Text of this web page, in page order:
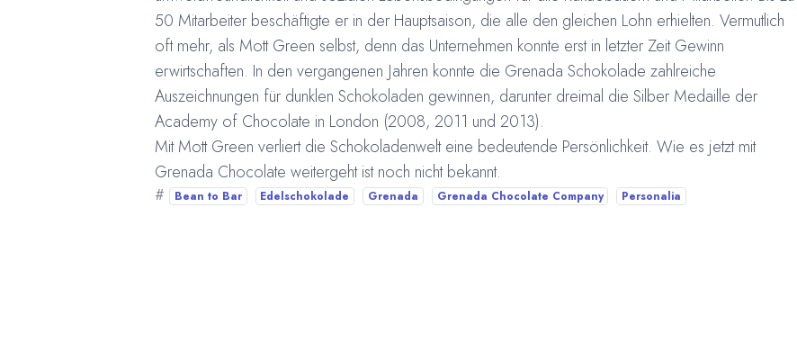
50 Mitarbeiter beschäftigte er in der Hauptsaison, die alle den gleichen Lohn erhielten. Vermutlich
oft mehr, als Mott Green selbst, denn das Unternehmen konnte erst in letzter Zeit Gewinn
erwirtschaften. In den vergangenen Jahren konnte die Grenada Schokolade zahlreiche
Auszeichnungen für dunklen Schokoladen gewinnen, darunter dreimal die Silber Medaille der
Academy of Chocolate in London (2008, 2011 und 2013).
Mit Mott Green verliert die Schokoladenwelt eine bedeutende Persönlichkeit. Wie es jetzt mit
Grenada Chocolate weitergeht ist noch nicht bekannt.
# Bean to Bar Edelschokolade Grenada Grenada Chocolate Company Personalia